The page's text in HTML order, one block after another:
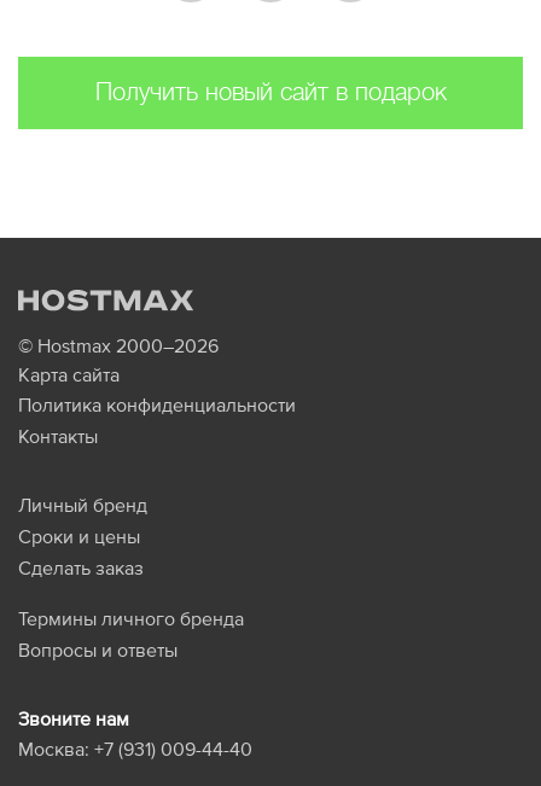
Получить новый сайт в подарок
© Hostmax 2000–2026
Карта сайта
Политика конфиденциальности
Контакты
Личный бренд
Сроки и цены
Сделать заказ
Термины личного бренда
Вопросы и ответы
Звоните нам
Москва: +7 (931) 009-44-40